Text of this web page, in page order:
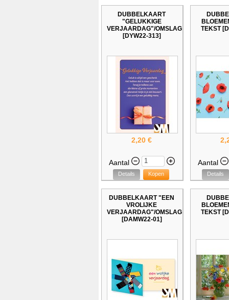
DUBBELKAART
"GELUKKIGE
VERJAARDAG"/OMSLAG
[DYW22-313]
2,20 €
Aantal
Details Kopen
TEKST
Aantal
Details
DUBBELKAART "EEN
VROLIJKE
VERJAARDAG"/OMSLAG
[DAMW22-01]
TEKST